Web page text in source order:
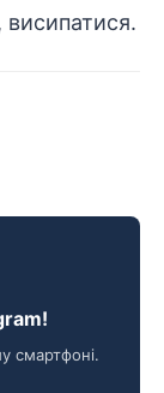
висипатися.
смартфоні.